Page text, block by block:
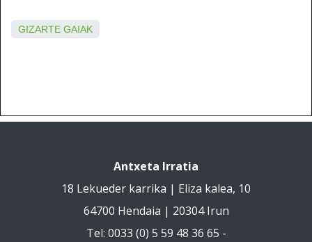
GIZARTE GAIAK
Antxeta Irratia
18 Lekueder karrika | Eliza kalea, 10
64700 Hendaia | 20304 Irun
Tel: 0033 (0) 5 59 48 36 65 -